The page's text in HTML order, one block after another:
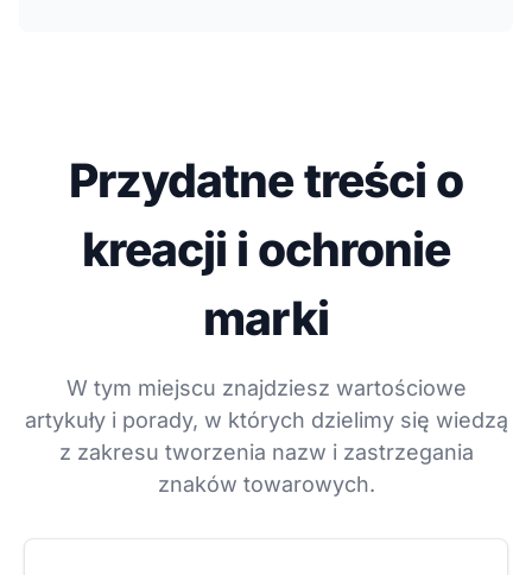
Przydatne treści o
kreacji i ochronie
marki
W tym miejscu znajdziesz wartościowe
artykuły i porady, w których dzielimy się wiedzą
z zakresu tworzenia nazw i zastrzegania
znaków towarowych.